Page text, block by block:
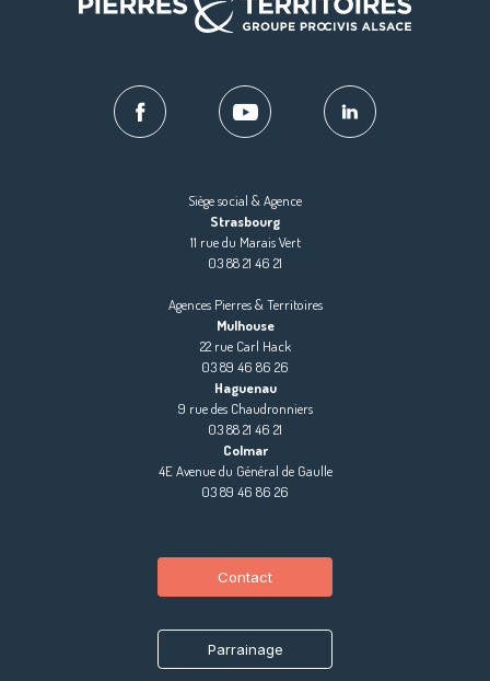
Siège social & Agence
Strasbourg
11 rue du Marais Vert
03 88 21 46 21
Agences Pierres & Territoires
Mulhouse
22 rue Carl Hack
03 89 46 86 26
Haguenau
9 rue des Chaudronniers
03 88 21 46 21
Colmar
4E Avenue du Général de Gaulle
03 89 46 86 26
Contact
Parrainage